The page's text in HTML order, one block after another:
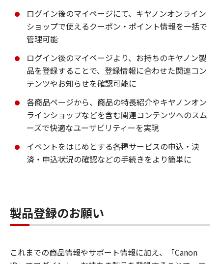
ログイン後のマイページにて、キヤノンオンライン
ショップで使えるクーポン・ポイント情報を一括で
管理可能
ログイン後のマイページより、お持ちのキヤノン製
品を登録することで、登録情報に合わせた関連コン
テンツやお知らせを確認可能に
各商品ページから、商品の特長紹介やキヤノンオン
ラインショップなどを含む関連コンテンツへのスム
ーズで快適なユーザビリティーを実現
イベントをはじめとする各種サービスの申込・決
済・申込状況の確認などの手続きをより簡単に
製品登録のお願い
これまでの商品情報やサポート情報に加え、「Canon